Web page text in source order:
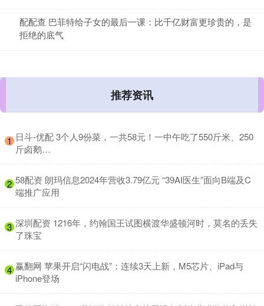
配配查 巴菲特给子女的最后一课：比千亿财富更珍贵的，是
拒绝的底气
推荐资讯
1 ​日斗-优配 3个人9份菜，一共58元！一中午吃了550斤米、250
斤卤鹅…
2 ​58配资 朗玛信息2024年营收3.79亿元 “39AI医生”面向B端及C
端推广应用
3 ​深圳配资 1216年，约翰国王试图横渡华盛顿河时，莫名的丢失
了珠宝
4 ​赢翻网 苹果开启“闪电战”：连续3天上新，M5芯片、iPad与
iPhone登场